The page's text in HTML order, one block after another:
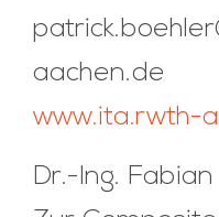
aachen.de
www.ita.rwth-
Dr.-Ing.